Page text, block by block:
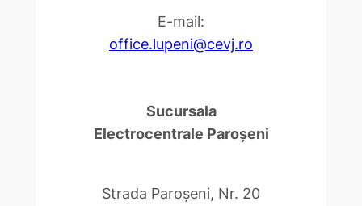
E-mail:
office.lupeni@cevj.ro
Sucursala
Electrocentrale Paroşeni
Strada Paroşeni, Nr. 20